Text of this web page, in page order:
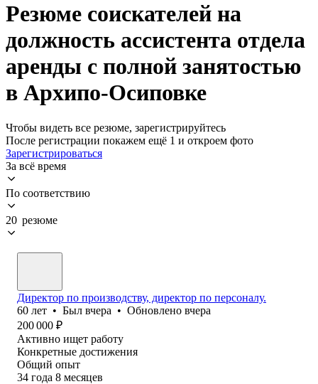
Резюме соискателей на
должность ассистента отдела
аренды с полной занятостью
в Архипо-Осиповке
Чтобы видеть все резюме, зарегистрируйтесь
После регистрации покажем ещё 1 и откроем фото
Зарегистрироваться
За всё время
По соответствию
20 резюме
Директор по производству, директор по персоналу.
60 лет • Был вчера • Обновлено вчера
200 000 ₽
Активно ищет работу
Конкретные достижения
Общий опыт
34 года 8 месяцев